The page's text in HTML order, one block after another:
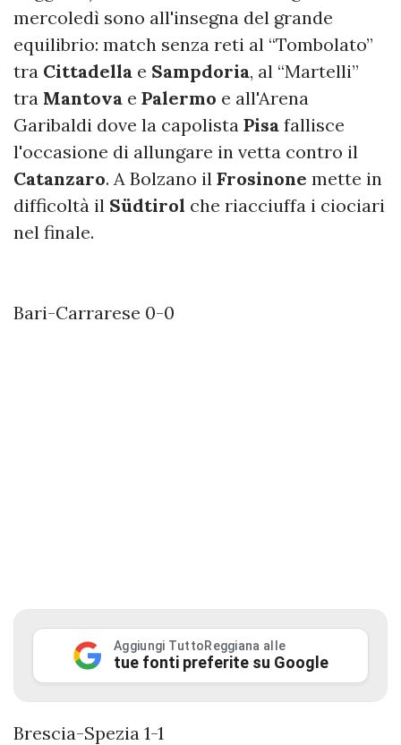
mercoledì sono all'insegna del grande
equilibrio: match senza reti al “Tombolato”
tra Cittadella e Sampdoria, al “Martelli”
tra Mantova e Palermo e all'Arena
Garibaldi dove la capolista Pisa fallisce
l'occasione di allungare in vetta contro il
Catanzaro. A Bolzano il Frosinone mette in
difficoltà il Südtirol che riacciuffa i ciociari
nel finale.
Bari-Carrarese 0-0
Aggiungi TuttoReggiana alle
tue fonti preferite su Google
Brescia-Spezia 1-1